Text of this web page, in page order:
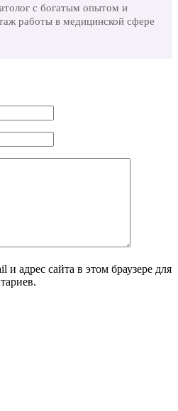
с богатым опытом и
работы в медицинской сфере
адрес сайта в этом браузере для